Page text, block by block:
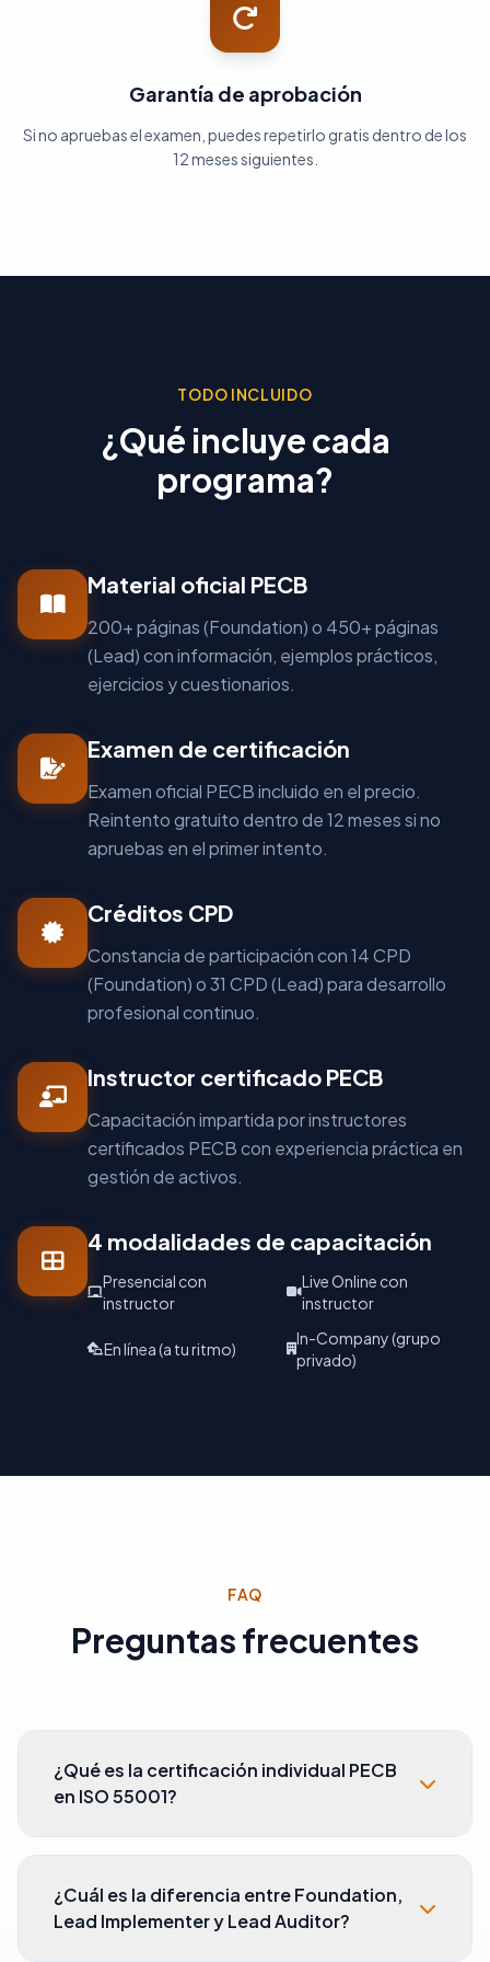
Garantía de aprobación
Si no apruebas el examen, puedes repetirlo gratis dentro de los
12 meses siguientes.
TODO INCLUIDO
¿Qué incluye cada
programa?
Material oficial PECB
200+ páginas (Foundation) o 450+ páginas
(Lead) con información, ejemplos prácticos,
ejercicios y cuestionarios.
Examen de certificación
Examen oficial PECB incluido en el precio.
Reintento gratuito dentro de 12 meses si no
apruebas en el primer intento.
Créditos CPD
Constancia de participación con 14 CPD
(Foundation) o 31 CPD (Lead) para desarrollo
profesional continuo.
Instructor certificado PECB
Capacitación impartida por instructores
certificados PECB con experiencia práctica en
gestión de activos.
4 modalidades de capacitación
Presencial con
instructor
Live Online con
instructor
En línea (a tu ritmo)
In-Company (grupo
privado)
FAQ
Preguntas frecuentes
¿Qué es la certificación individual PECB
en ISO 55001?
Es una credencial profesional emitida por PECB
de activos conforme a ISO 55001. ONCE
México, como socio autorizado de PECB,
¿Cuál es la diferencia entre Foundation,
Lead Implementer y Lead Auditor?